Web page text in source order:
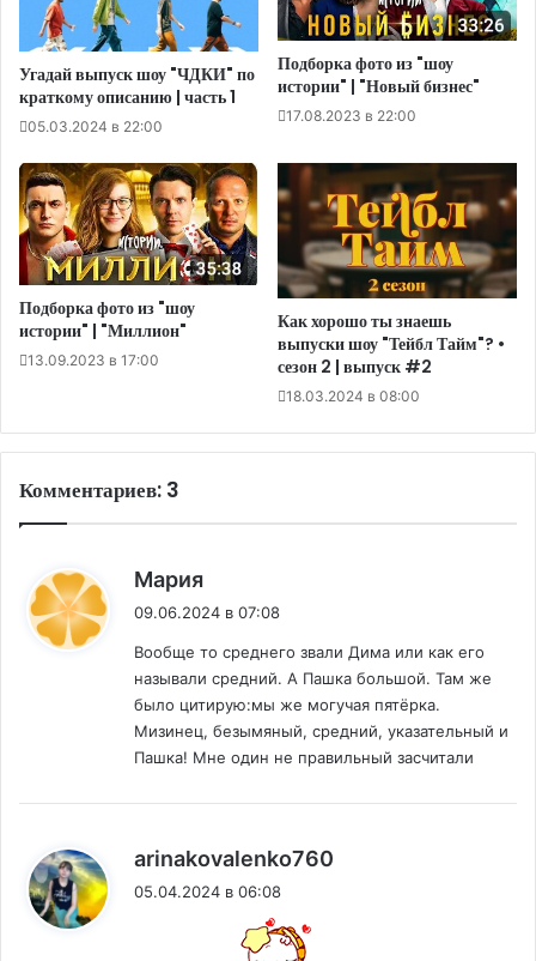
Угадай выпуск шоу "ЧДКИ" по
краткому описанию | часть 1
05.03.2024 в 22:00
Подборка фото из "шоу
истории" | "Новый бизнес"
17.08.2023 в 22:00
Подборка фото из "шоу
истории" | "Миллион"
13.09.2023 в 17:00
Как хорошо ты знаешь
выпуски шоу "Тейбл Тайм"? •
сезон 2 | выпуск #2
18.03.2024 в 08:00
Комментариев: 3
Мария
09.06.2024 в 07:08
Вообще то среднего звали Дима или как его
называли средний. А Пашка большой. Там же
было цитирую:мы же могучая пятёрка.
Мизинец, безымяный, средний, указательный и
Пашка! Мне один не правильный засчитали
arinakovalenko760
05.04.2024 в 06:08